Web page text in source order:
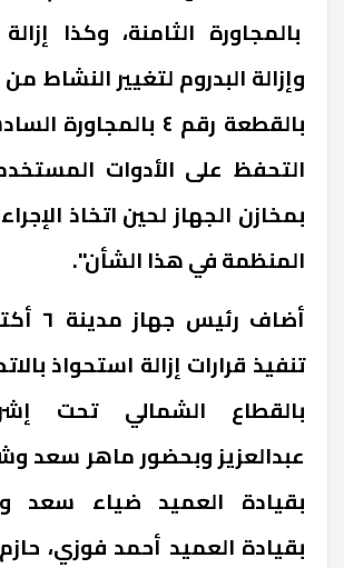
بالمجاورة الثامنة، وكذا
وإزالة البدروم لتغيير النشاط
بالقطعة رقم ٤
التحفظ على الأدوات
بمخازن الجهاز لحين اتخاذ
المنظمة في هذا الشأن".
أضاف
تنفيذ قرارات إزالة استحواذ
بالقطاع الشمالي تحت
عبدالعزيز وبحضور ماهر سعد
بقيادة العميد ضياء سعد
بقيادة العميد أحمد فوزي،